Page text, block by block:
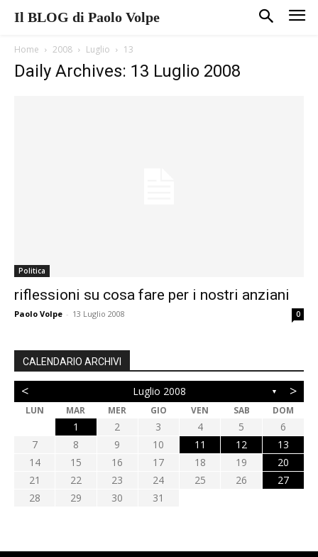
Il BLOG di Paolo Volpe
Home 2008 Luglio 13
Daily Archives: 13 Luglio 2008
Politica
riflessioni su cosa fare per i nostri anziani
Paolo Volpe - 13 Luglio 2008 0
CALENDARIO ARCHIVI
< Luglio 2008 ▼ >
LUN MAR MER GIO VEN SAB DOM
1 2 3 4 5
6
7
8 9 10 11 12
13
14
15 16 17 18 19
20
21
22 23 24 25 26
27
28
29 30 31